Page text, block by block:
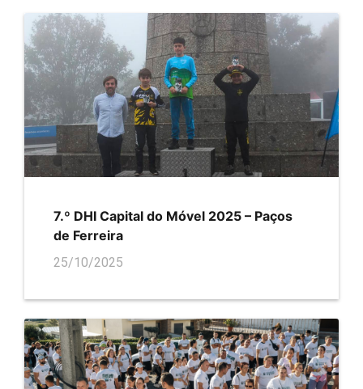
7.º DHI Capital do Móvel 2025 – Paços
de Ferreira
25/10/2025